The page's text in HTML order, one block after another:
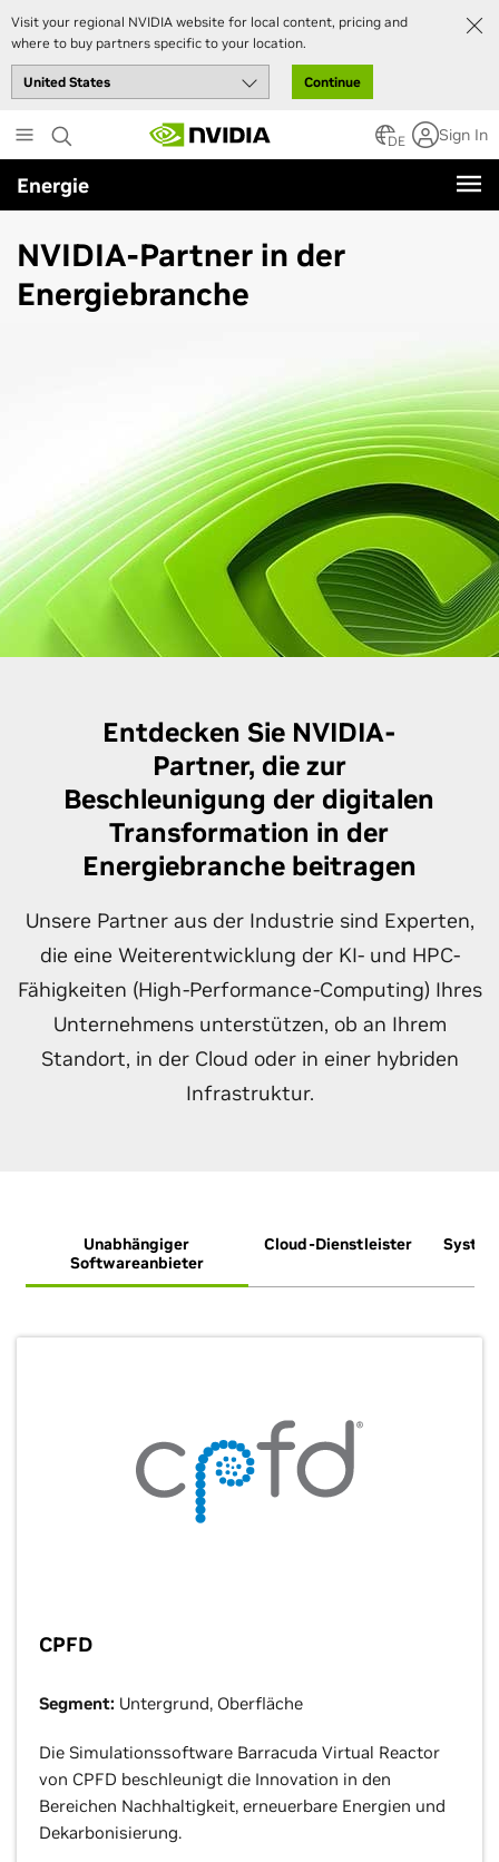
Visit your regional NVIDIA website for local content, pricing and
where to buy partners specific to your location.
Continue
to
main
content
DE Sign In
Energie
NVIDIA-Partner in der
Energiebranche
Entdecken Sie NVIDIA-
Partner, die zur
Beschleunigung der digitalen
Transformation in der
Energiebranche beitragen
Unsere Partner aus der Industrie sind Experten,
die eine Weiterentwicklung der KI- und HPC-
Fähigkeiten (High-Performance-Computing) Ihres
Unternehmens unterstützen, ob an Ihrem
Standort, in der Cloud oder in einer hybriden
Infrastruktur.
Unabhängiger
Softwareanbieter
Cloud-Dienstleister
CPFD
Segment: Untergrund, Oberfläche
Die Simulationssoftware Barracuda Virtual Reactor
von CPFD beschleunigt die Innovation in den
Bereichen Nachhaltigkeit, erneuerbare Energien und
Dekarbonisierung.